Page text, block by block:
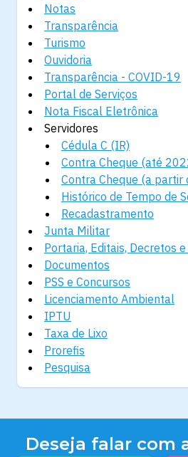
Notas
Transparência
Turismo
Ouvidoria
Transparência - COVID-19
Portal de Serviços
Nota Fiscal Eletrônica
Servidores
Cédula C (IR)
Contra Cheque (até
Contra Cheque (a partir
Histórico de Tempo de
Recadastramento
Junta Militar
Portaria, Editais, Decretos e
Documentos
PSS e Concursos
Licenciamento Ambiental
IPTU
Taxa de Lixo
Prorefis
Pesquisa
Deseja falar com